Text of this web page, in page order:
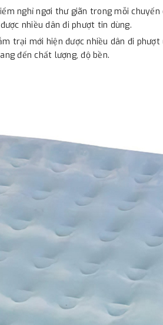
nghỉ ngơi thư giãn trong mỗi
nhiều dân đi phượt tin dùng.
trại mới hiện được nhiều dân đi phượt
đến chất lượng, độ bền.